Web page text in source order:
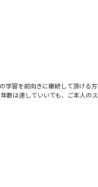
学習を前向きに継続して頂ける方
は達していいても、ご本人のス